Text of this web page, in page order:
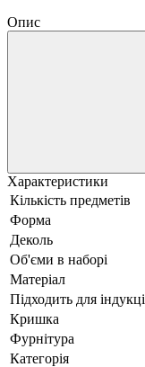
Опис
Характеристики
Кількість предметів
Форма
Деколь
Об'єми в наборі
Матеріал
Підходить для
Кришка
Фурнітура
Категорія